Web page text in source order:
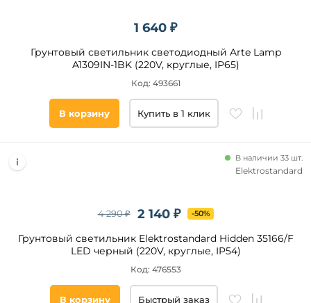
1 640 ₽
Грунтовый светильник светодиодный Arte Lamp
A1309IN-1BK (220V, круглые, IP65)
Код: 493661
В корзину Купить в 1 клик
2 140 ₽
4 290 ₽ -50%
Грунтовый светильник Elektrostandard Hidden 35166/F
LED черный (220V, круглые, IP54)
В наличии 33 шт.
Код: 476553
Elektrostandard
В корзину Быстрый заказ